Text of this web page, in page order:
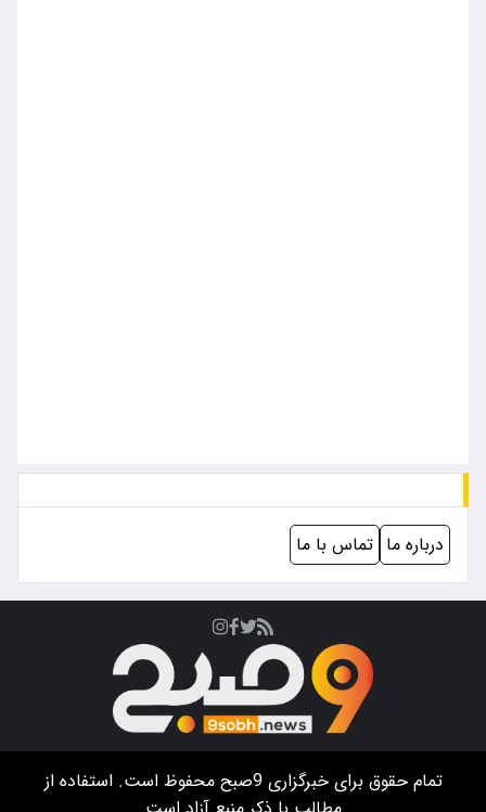
درباره ما تماس با ما
تمام حقوق برای خبرگزاری9صبح
محفوظ است. استفاده از